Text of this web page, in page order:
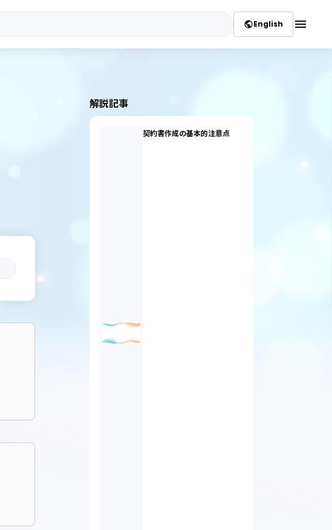
publicEnglish menu
解説記事
契約書作成の基本的注意点